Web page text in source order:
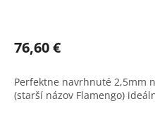
produktu
z
5
76,60 €
Perfektne navrhnuté 2,5mm
(starší názov Flamengo)